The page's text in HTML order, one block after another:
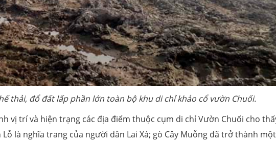
thải, đổ đất lấp phần lớn toàn bộ khu di chỉ khảo cổ vườn Chuối.
vị trí và hiện trạng các địa điểm thuộc cụm di chỉ Vườn Chuối cho
là nghĩa trang của người dân Lai Xá; gò Cây Muỗng đã trở thành một